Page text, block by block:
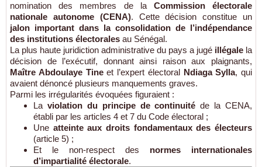
nomination des membres de la Commission électorale
nationale autonome (CENA). Cette décision constitue un
jalon important dans la consolidation de l’indépendance
des institutions électorales au Sénégal.
La plus haute juridiction administrative du pays a jugé illégale la
décision de l’exécutif, donnant ainsi raison aux plaignants,
Maître Abdoulaye Tineet l’expert électoral Ndiaga Sylla, qui
avaient dénoncé plusieurs manquements graves.
Parmi les irrégularités évoquées figuraient :
La violation du principe de continuité de la CENA,
établi par les articles 4 et 7 du Code électoral ;
Une atteinte aux droits fondamentaux des électeurs
(article 5) ;
Et le non-respect des normes internationales
d’impartialité électorale.